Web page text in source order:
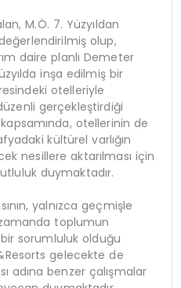
M.Ö. 7. Yüzyıldan
olup,
daire planlı Demeter
inşa edilmiş bir
otelleriyle
gerçekleştirdiği
otellerinin de
kültürel varlığın
nesillere aktarılması için
duymaktadır.
yalnızca geçmişle
toplumun
sorumluluk olduğu
gelecekte de
adına benzer çalışmalar